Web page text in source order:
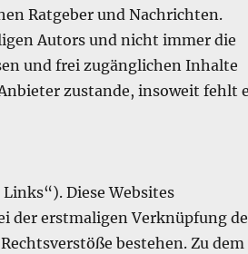
Ratgeber und Nachrichten.
Autors und nicht immer die
und frei zugänglichen Inhalte
zustande, insoweit fehlt
Diese Websites
der erstmaligen Verknüpfung
bestehen. Zu dem